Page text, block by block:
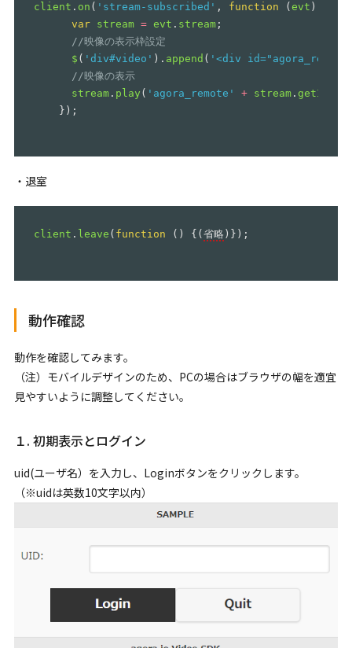
client . on ( ' stream-subscribed ' , function (evt )
var stream = evt . stream ;
//映像の表示枠設定
$ ( 'div#video ' ). append ( '<div id="agora_remote
//映像の表示
stream . play ( ' agora_remote ' + stream .getId
});
・退室
client . leave ( function () {(省略 )});
動作確認
動作を確認してみます。
（注）モバイルデザインのため、PCの場合はブラウザの幅を適宜
見やすいように調整してください。
１. 初期表示とログイン
uid(ユーザ名）を入力し、Loginボタンをクリックします。
（※uidは英数10文字以内）